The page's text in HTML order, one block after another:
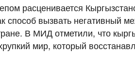
расценивается
способ вызвать
В МИД отметили, что
мир, который